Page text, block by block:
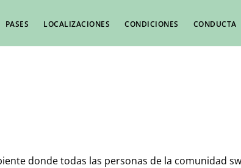
PASES LOCALIZACIONES CONDICIONES CONDUCTA
donde todas las personas de la comunidad